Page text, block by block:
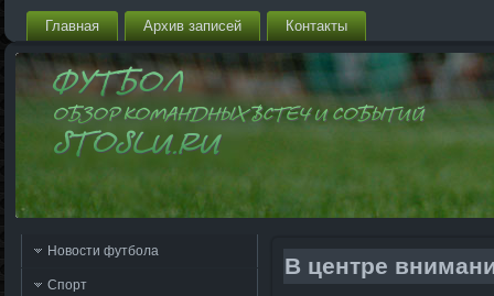
Главная Архив запи­сей Контакты
Новости футбола
Спорт
В центре